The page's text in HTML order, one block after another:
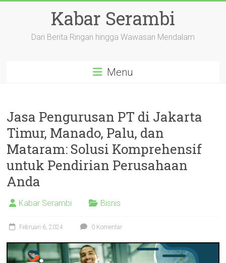
Kabar Serambi
Dari Berita Ringan hingga Wawasan Mendalam
Menu
Jasa Pengurusan PT di Jakarta
Timur, Manado, Palu, dan
Mataram: Solusi Komprehensif
untuk Pendirian Perusahaan
Anda
Kabar Serambi Bisnis
Februari 6, 2024 0 Komentar